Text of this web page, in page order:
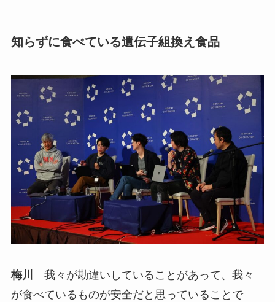
知らずに食べている遺伝子組換え食品
梅川
我々が勘違いしていることがあって、我々
が食べているものが安全だと思っていることで